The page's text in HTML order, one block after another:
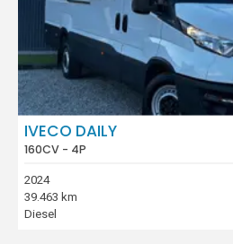
IVECO DAILY
160CV - 4P
2024
39.463 km
Diesel